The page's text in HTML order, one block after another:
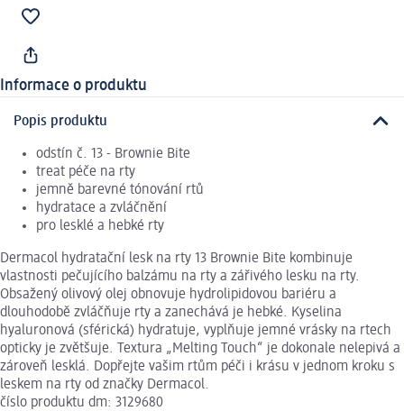
Informace o produktu
Popis produktu
odstín č. 13 - Brownie Bite
treat péče na rty
jemně barevné tónování rtů
hydratace a zvláčnění
pro lesklé a hebké rty
Dermacol hydratační lesk na rty 13 Brownie Bite kombinuje
vlastnosti pečujícího balzámu na rty a zářivého lesku na rty.
Obsažený olivový olej obnovuje hydrolipidovou bariéru a
dlouhodobě zvláčňuje rty a zanechává je hebké. Kyselina
hyaluronová (sférická) hydratuje, vyplňuje jemné vrásky na rtech
opticky je zvětšuje. Textura „Melting Touch“ je dokonale nelepivá a
zároveň lesklá. Dopřejte vašim rtům péči i krásu v jednom kroku s
leskem na rty od značky Dermacol.
číslo produktu dm: 3129680